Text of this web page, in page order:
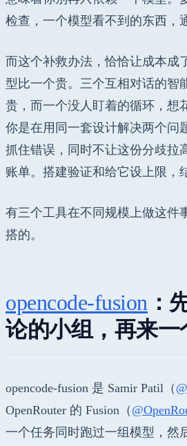
检查，一个模型看不到的东西，
而这个补救办法，恰恰让成本成
型比一个贵。三个互相对话的智
贵，而一个没人盯着的循环，想
你是在用同一套设计解决两个问
抓住错误，同时不让这份分歧拉
账单。搭建验证和给它设上限，
有三个工具在不同规模上做这件
搭的。
opencode-fusion ：
论的小组，再来一
opencode-fusion 是 Samir Patil（
OpenRouter 的 Fusion（
一个任务同时跑过一组模型，然